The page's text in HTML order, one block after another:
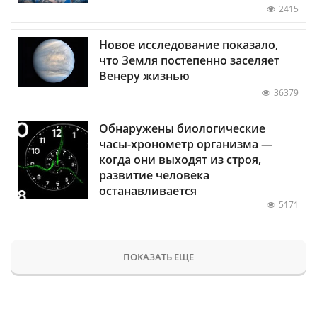
2415
Новое исследование показало,
что Земля постепенно заселяет
Венеру жизнью
36379
Обнаружены биологические
часы-хронометр организма —
когда они выходят из строя,
развитие человека
останавливается
5171
ПОКАЗАТЬ ЕЩЕ